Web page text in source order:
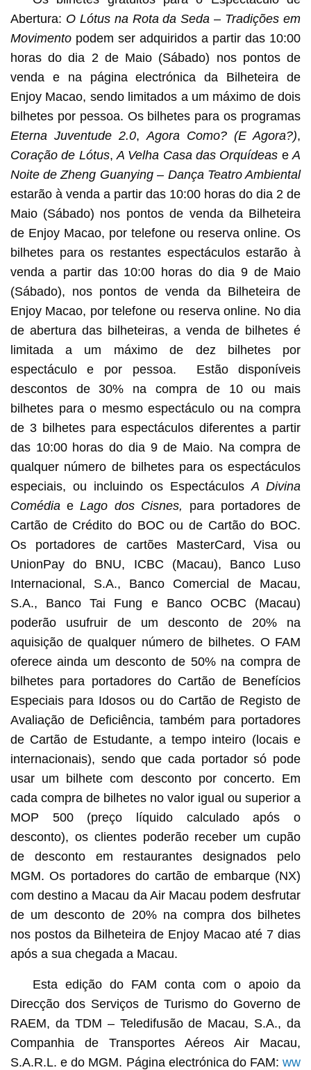
Abertura: O Lótus na Rota da Seda – Tradições em
Movimentopodem ser adquiridos a partir das 10:00
horas do dia 2 de Maio (Sábado) nos pontos de
venda e na página electrónica da Bilheteira de
Enjoy Macao, sendo limitados a um máximo de dois
bilhetes por pessoa. Os bilhetes para os programas
Eterna Juventude 2.0,Agora Como? (E Agora?),
Coração de Lótus, A Velha Casa das Orquídeas eA
Noite de Zheng Guanying – Dança Teatro Ambiental
estarão à venda a partir das 10:00 horas do dia 2 de
Maio (Sábado) nos pontos de venda da Bilheteira
de Enjoy Macao, por telefone ou reserva online. Os
bilhetes para os restantes espectáculos estarão à
venda a partir das 10:00 horas do dia 9 de Maio
(Sábado), nos pontos de venda da Bilheteira de
Enjoy Macao, por telefone ou reserva online. No dia
de abertura das bilheteiras, a venda de bilhetes é
limitada a um máximo de dez bilhetes por
espectáculo e por pessoa. Estão disponíveis
descontos de 30% na compra de 10 ou mais
bilhetes para o mesmo espectáculo ou na compra
de 3 bilhetes para espectáculos diferentes a partir
das 10:00 horas do dia 9 de Maio. Na compra de
qualquer número de bilhetes para os espectáculos
especiais, ou incluindo os EspectáculosA Divina
Comédia eLago dos Cisnes,
para portadores de
Cartão de Crédito do BOC ou de Cartão do BOC.
Os portadores de cartões MasterCard, Visa ou
UnionPay do BNU, ICBC (Macau), Banco Luso
Internacional, S.A., Banco Comercial de Macau,
S.A., Banco Tai Fung e Banco OCBC (Macau)
poderão usufruir de um desconto de 20% na
aquisição de qualquer número de bilhetes. O FAM
oferece ainda um desconto de 50% na compra de
bilhetes para portadores do Cartão de Benefícios
Especiais para Idosos ou do Cartão de Registo de
Avaliação de Deficiência, também para portadores
de Cartão de Estudante, a tempo inteiro (locais e
internacionais), sendo que cada portador só pode
usar um bilhete com desconto por concerto. Em
cada compra de bilhetes no valor igual ou superior a
MOP 500 (preço líquido calculado após o
desconto), os clientes poderão receber um cupão
de desconto em restaurantes designados pelo
MGM. Os portadores do cartão de embarque (NX)
com destino a Macau da Air Macau podem desfrutar
de um desconto de 20% na compra dos bilhetes
nos postos da Bilheteira de Enjoy Macao até 7 dias
após a sua chegada a Macau.
Esta edição do FAM conta com o apoio da
Direcção dos Serviços de Turismo do Governo de
RAEM, da TDM – Teledifusão de Macau, S.A., da
Companhia de Transportes Aéreos Air Macau,
S.A.R.L. e do MGM. Página electrónica do FAM:ww